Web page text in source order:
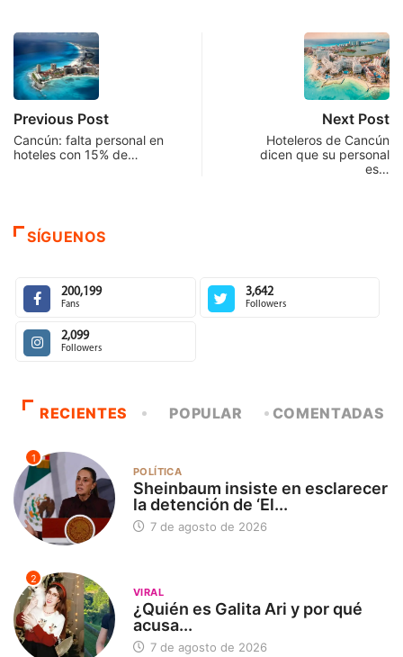
Previous Post
Cancún: falta personal en
hoteles con 15% de…
Next Post
Hoteleros de Cancún
dicen que su personal
es…
SÍGUENOS
200,199
Fans
3,642
Followers
2,099
Followers
RECIENTES POPULAR COMENTADAS
1
POLÍTICA
Sheinbaum insiste en esclarecer
la detención de ‘El...
7 de agosto de 2026
2
VIRAL
¿Quién es Galita Ari y por qué
acusa...
7 de agosto de 2026